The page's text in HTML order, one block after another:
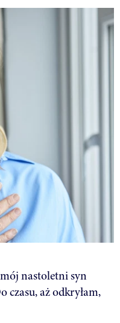
mój nastoletni syn
czasu, aż odkryłam,